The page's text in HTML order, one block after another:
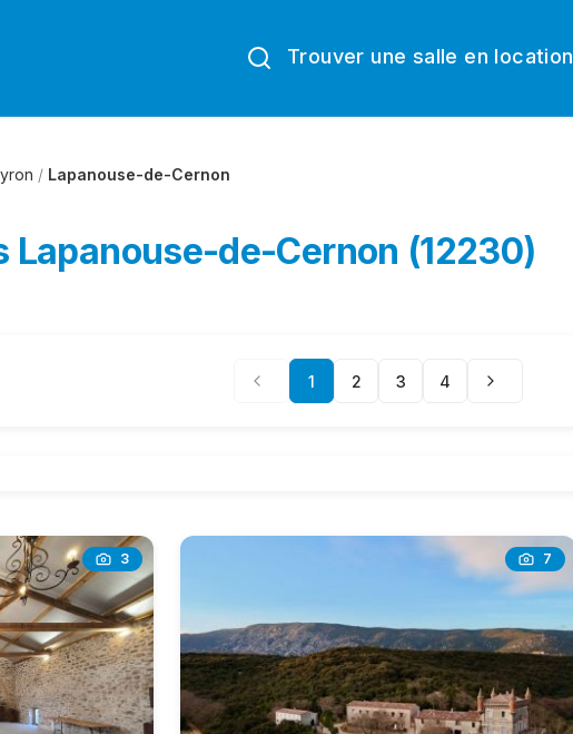
Trouver une salle en location
/ Lapanouse-de-Cernon
Lapanouse-de-Cernon (12230)
1 2 3 4
3 7